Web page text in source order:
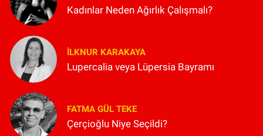
Kadınlar Neden Ağırlık Çalışmalı?
İLKNUR KARAKAYA
Lupercalia veya Lüpersia Bayramı
FATMA GÜL TEKE
Çerçioğlu Niye Seçildi?